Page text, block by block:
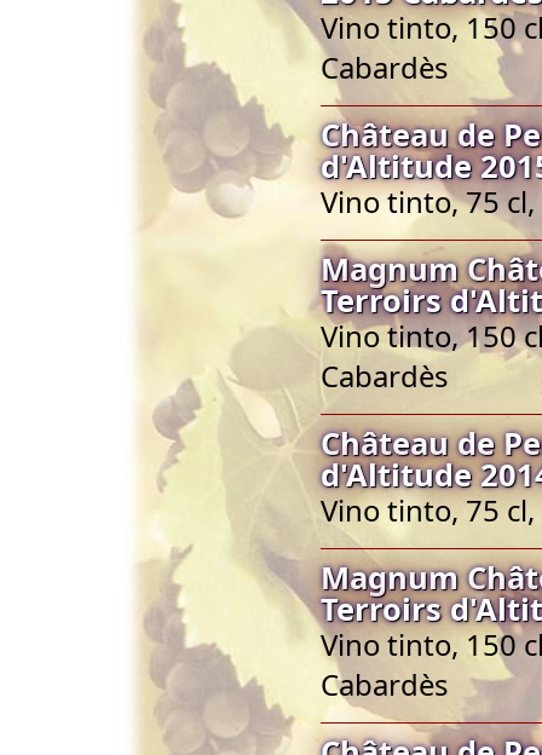
Vino tinto, 150
Cabardès
Château de
d'Altitude
Vino tinto, 75
Magnum
Terroirs
Vino tinto, 150
Cabardès
Château de
d'Altitude
Vino tinto, 75
Magnum
Terroirs
Vino tinto, 150
Cabardès